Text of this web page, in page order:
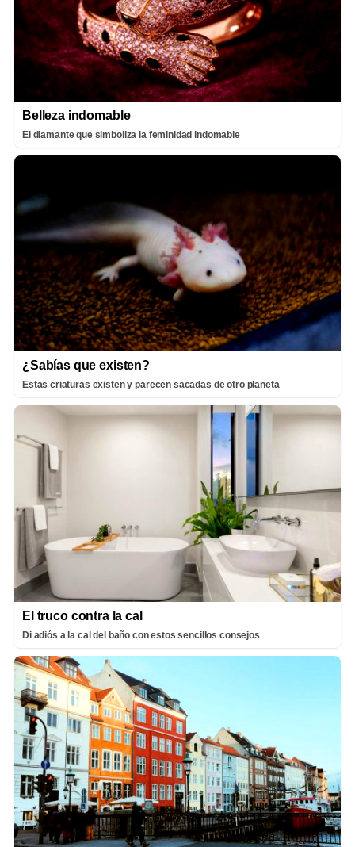
Belleza indomable
El diamante que simboliza la feminidad indomable
¿Sabías que existen?
Estas criaturas existen y parecen sacadas de otro planeta
El truco contra la cal
Di adiós a la cal del baño con estos sencillos consejos